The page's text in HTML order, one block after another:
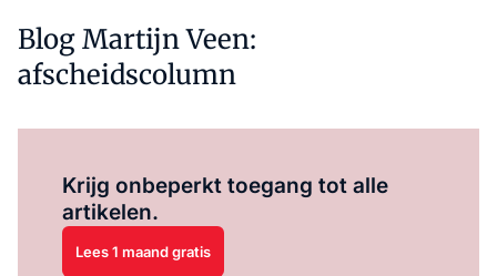
Blog Martijn Veen:
afscheidscolumn
Krijg onbeperkt toegang tot alle
artikelen.
Lees 1 maand gratis